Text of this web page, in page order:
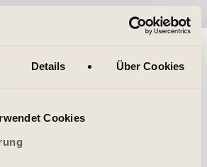
Details Über Cookies
Cookies